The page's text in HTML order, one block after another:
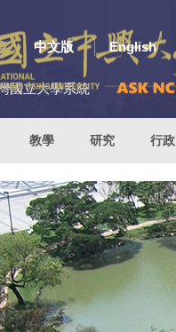
中文版 English
國立大學系統
教學 研究 行政